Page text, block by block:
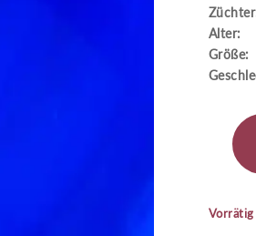
Alter:
Größe:
Doitsu
Tancho
Vorrätig